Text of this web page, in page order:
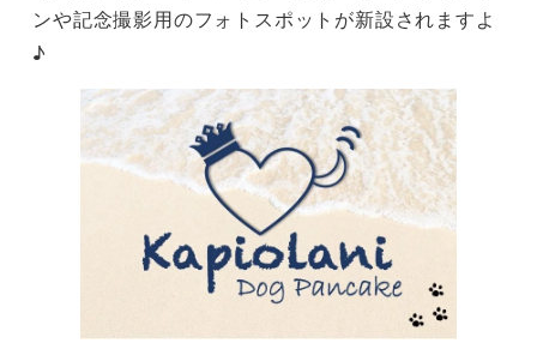
ンや記念撮影用のフォトスポットが新設されますよ
♪